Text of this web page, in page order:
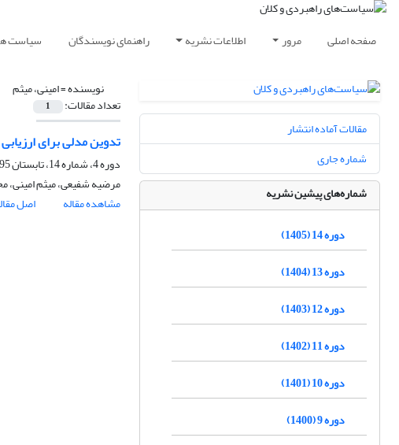
صفحه اصلی مرور اطلاعات نشریه راهنمای نویسندگان سیاست
نویسنده =امینی، میثم
تعداد مقالات: 1
تدوین مدلی برای
دوره 4، شماره 14، تابستان 1395، صفحه
مرضیه شفیعی، میثم امینی،
مشاهده مقاله
اصل
مقالات آماده انتشار
شماره جاری
شماره‌های پیشین نشریه
دوره 14 (1405)
دوره 13 (1404)
دوره 12 (1403)
دوره 11 (1402)
دوره 10 (1401)
دوره 9 (1400)